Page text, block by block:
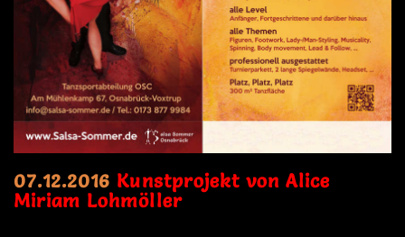
07.12.2016 Kunstprojekt von Alice
Miriam Lohmöller